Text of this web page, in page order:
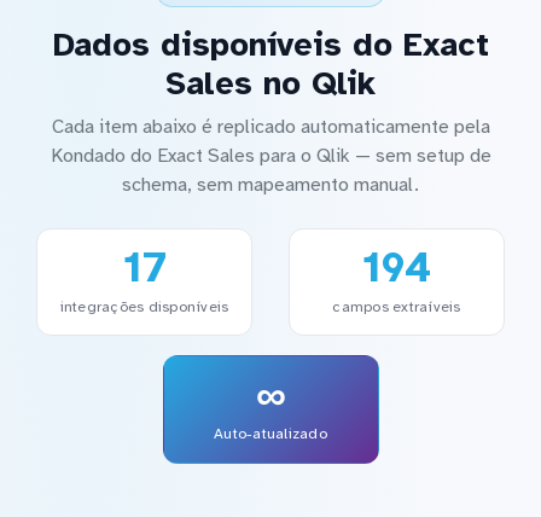
Dados disponíveis do Exact
Sales no Qlik
Cada item abaixo é replicado automaticamente pela
Kondado do Exact Sales para o Qlik — sem setup de
schema, sem mapeamento manual.
17
integrações disponíveis
194
campos extraíveis
∞
Auto-atualizado